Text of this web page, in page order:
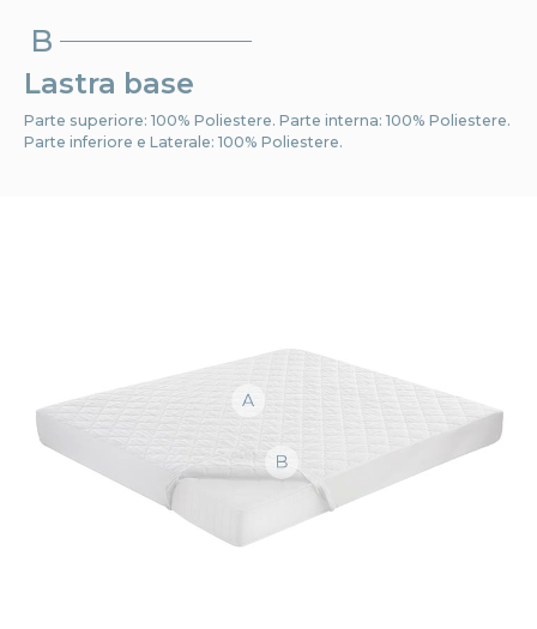
B
Lastra base
Parte superiore: 100% Poliestere. Parte interna: 100% Poliestere.
Parte inferiore e Laterale: 100% Poliestere.